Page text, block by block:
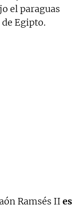
el paraguas
Egipto.
Ramsés II es